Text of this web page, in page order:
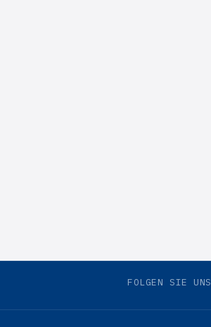
FOLGEN SIE UNS